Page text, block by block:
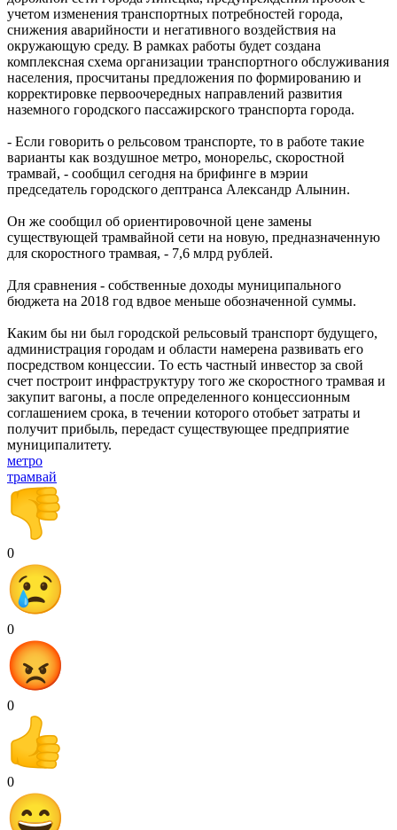
учетом изменения транспортных потребностей города,
снижения аварийности и негативного воздействия на
окружающую среду. В рамках работы будет создана
комплексная схема организации транспортного обслуживания
населения, просчитаны предложения по формированию и
корректировке первоочередных направлений развития
наземного городского пассажирского транспорта города.
- Если говорить о рельсовом транспорте, то в работе такие
варианты как воздушное метро, монорельс, скоростной
трамвай, - сообщил сегодня на брифинге в мэрии
председатель городского дептранса Александр Алынин.
Он же сообщил об ориентировочной цене замены
существующей трамвайной сети на новую, предназначенную
для скоростного трамвая, - 7,6 млрд рублей.
Для сравнения - собственные доходы муниципального
бюджета на 2018 год вдвое меньше обозначенной суммы.
Каким бы ни был городской рельсовый транспорт будущего,
администрация городам и области намерена развивать его
посредством концессии. То есть частный инвестор за свой
счет построит инфраструктуру того же скоростного трамвая и
закупит вагоны, а после определенного концессионным
соглашением срока, в течении которого отобьет затраты и
получит прибыль, передаст существующее предприятие
муниципалитету.
метро
трамвай
0
0
0
0